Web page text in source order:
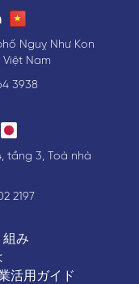
Nguỵ Như Kon
Việt Nam
3938
tầng 3, Toà nhà
2197
組み
活用ガイド